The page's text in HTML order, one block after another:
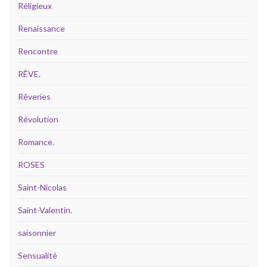
Réligieux
Renaissance
Rencontre
RÊVE.
Rêveries
Révolution
Romance.
ROSES
Saint-Nicolas
Saint-Valentin.
saisonnier
Sensualité